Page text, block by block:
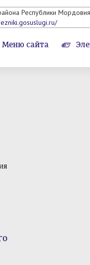
Республики
Меню сайта